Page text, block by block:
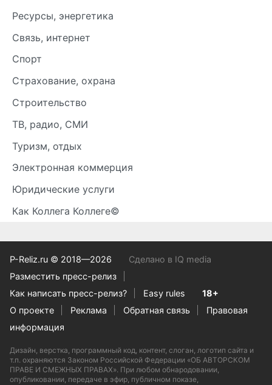
Ресурсы, энергетика
Связь, интернет
Спорт
Страхование, охрана
Строительство
ТВ, радио, СМИ
Туризм, отдых
Электронная коммерция
Юридические услуги
Как Коллега Коллеге©
P-Reliz.ru © 2018—2026
Сделано в IQ media
Разместить пресс-релиз
Как написать пресс-релиз?
Easy rules
18+
О проекте
Реклама Обратная связь
Правовая
информация
Дизайн, верстка, программный код, контент, слоган, логотип сайта и
т.п. охраняются Законом Российской Федерации «ОБ АВТОРСКОМ
ПРАВЕ И СМЕЖНЫХ ПРАВАХ». При любом обнародовании,
опубликовании, передаче в эфир, публичном показе,